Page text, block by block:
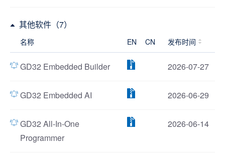
其他软件（7）
名称 EN CN 发布时间
GD32 Embedded Builder 2026-07-27
GD32 Embedded AI 2026-06-29
GD32 All-In-One
Programmer
2026-06-14